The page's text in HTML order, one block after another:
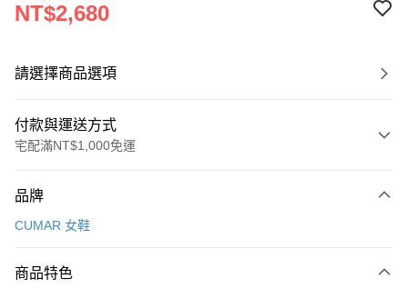
NT$2,680
請選擇商品選項
付款與運送方式
宅配滿NT$1,000免運
信用卡一次付款
Apple Pay
品牌
CUMAR 女鞋
商品特色